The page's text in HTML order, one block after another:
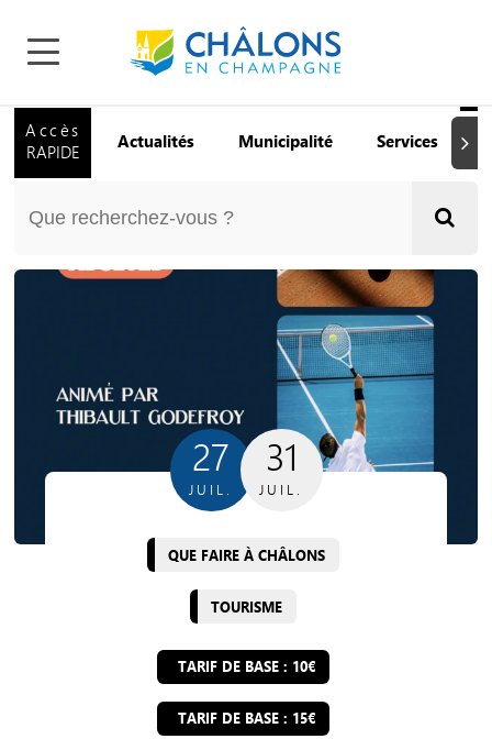
Accès
RAPIDE
Actualités Municipalité Services
27
JUIL.
31
JUIL.
QUE FAIRE À CHÂLONS
TOURISME
TARIF DE BASE : 10€
TARIF DE BASE : 15€